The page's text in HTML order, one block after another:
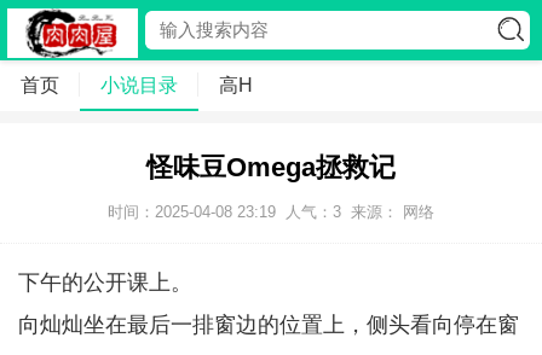
首页 小说目录 高H
怪味豆Omega拯救记
时间：2025-04-08 23:19 人气： 3 来源： 网络
下午的公开课上。
向灿灿坐在最后一排窗边的位置上，侧头看向停在窗